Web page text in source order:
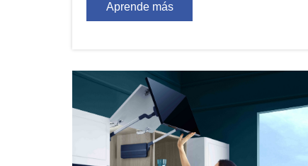
Aprende más